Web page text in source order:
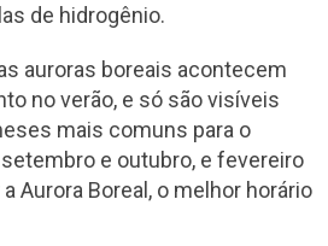
de hidrogênio.
auroras boreais acontecem
no verão, e só são visíveis
mais comuns para o
e outubro, e fevereiro
Aurora Boreal, o melhor horário